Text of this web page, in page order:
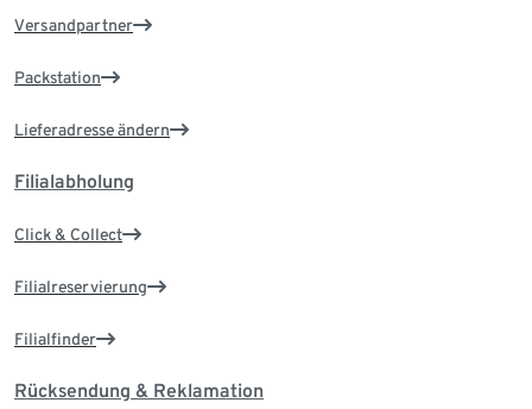
Versandpartner
Packstation
Lieferadresse ändern
Filialabholung
Click & Collect
Filialreservierung
Filialfinder
Rücksendung & Reklamation